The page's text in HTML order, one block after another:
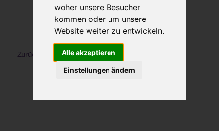
woher unsere Besucher
kommen oder um unsere
Website weiter zu entwickeln.
Alle akzeptieren
Einstellungen ändern
Zurück zur Kursliste